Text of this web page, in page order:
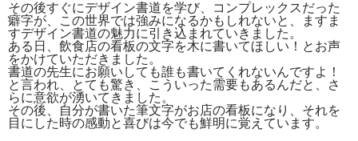
その後すぐにデザイン書道を学び、コンプレックスだった
癖字が、この世界では強みになるかもしれないと、ますま
すデザイン書道の魅力に引き込まれていきました。
ある日、飲食店の看板の文字を木に書いてほしい！とお声
をかけていただきました。
書道の先生にお願いしても誰も書いてくれないんですよ！
と言われ、とても驚き、こういった需要もあるんだと、さ
らに意欲が湧いてきました。
その後、自分が書いた筆文字がお店の看板になり、それを
目にした時の感動と喜びは今でも鮮明に覚えています。